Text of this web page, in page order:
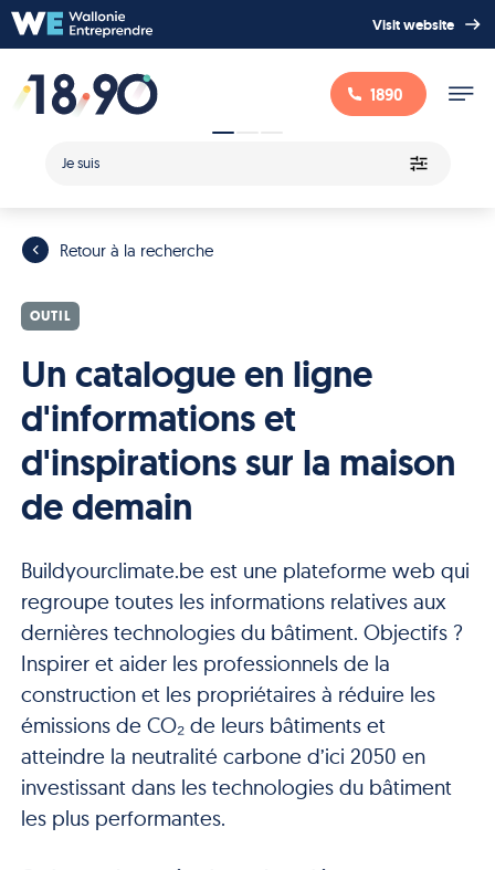
Visit website
1890
Je suis
Retour à la recherche
OUTIL
Un catalogue en ligne
d'informations et
d'inspirations sur la maison
de demain
Buildyourclimate.be est une plateforme web qui
regroupe toutes les informations relatives aux
dernières technologies du bâtiment. Objectifs ?
Inspirer et aider les professionnels de la
construction et les propriétaires à réduire les
émissions de CO₂ de leurs bâtiments et
atteindre la neutralité carbone d’ici 2050 en
investissant dans les technologies du bâtiment
les plus performantes.